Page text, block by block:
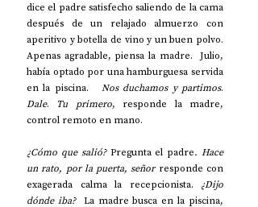
dice el padre satisfecho saliendo de la cama
después de un relajado almuerzo con
aperitivo y botella de vino y un buen polvo.
Apenas agradable, piensa la madre.  Julio,
había optado por una hamburguesa servida
en la piscina. Nos duchamos y partimos
Dale. Tu primero, responde la madre,
control remoto en mano.
¿Cómo que salió? Pregunta el padre. Hace
un rato, por la puerta, señor responde con
exagerada calma la recepcionista. ¿Dijo
dónde iba? La madre busca en la piscina,